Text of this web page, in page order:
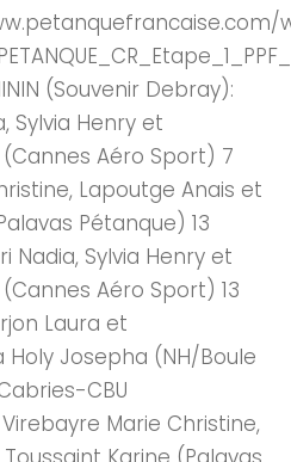
(Souvenir Debray):
Sylvia Henry et
Aéro Sport) 7
Lapoutge Anais et
Pétanque) 13
Nadia, Sylvia Henry et
Aéro Sport) 13
Laura et
Holy Josepha (NH/Boule
CBU
Marie Christine,